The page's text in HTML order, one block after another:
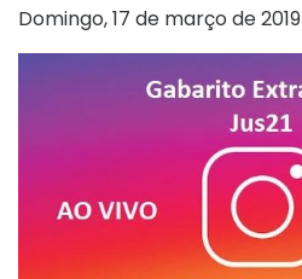
Domingo, 17 de março de 2019